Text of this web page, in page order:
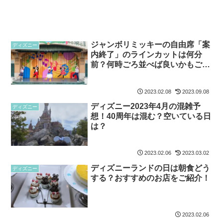
ディズニー
ジャンボリミッキーの自由席「案
内終了」のラインカットは何分
前？何時ごろ並べば良いかもご紹
2023.02.08 2023.09.08
ディズニー
ディズニー2023年4月の混雑予
想！40周年は混む？空いている日
は？
2023.02.06 2023.03.02
ディズニー
ディズニーランドの日は朝食どう
する？おすすめのお店をご紹介！
2023.02.06